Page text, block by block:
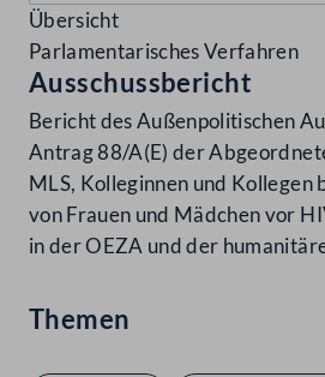
Übersicht
Parlamentarisches Verfahren
Ausschussbericht
Bericht des Außenpolitischen
Antrag 88/A(E) der
MLS, Kolleginnen und Kollegen
von Frauen und Mädchen vor
in der OEZA und der
Themen